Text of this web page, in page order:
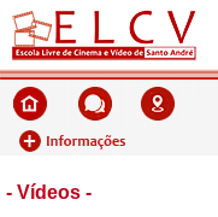
- Vídeos -